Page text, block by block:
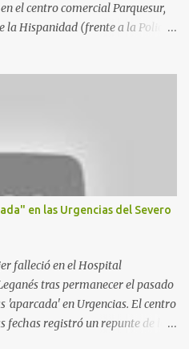
el centro comercial Parquesur,
la Hispanidad (frente a la Policía
caminos entre el estadio y Plaza
Polvoranca, entre Leganés y
la Hispanidad, situado frente a
Chile, 1, y junto al
en las Urgencias del Severo
falleció en el Hospital
tras permanecer el pasado
'aparcada' en Urgencias. El centro
fechas registró un repunte de las